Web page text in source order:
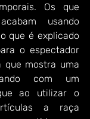
Os que
usando
que é explicado
o espectador
que mostra uma
com um
ao utilizar o
a raça